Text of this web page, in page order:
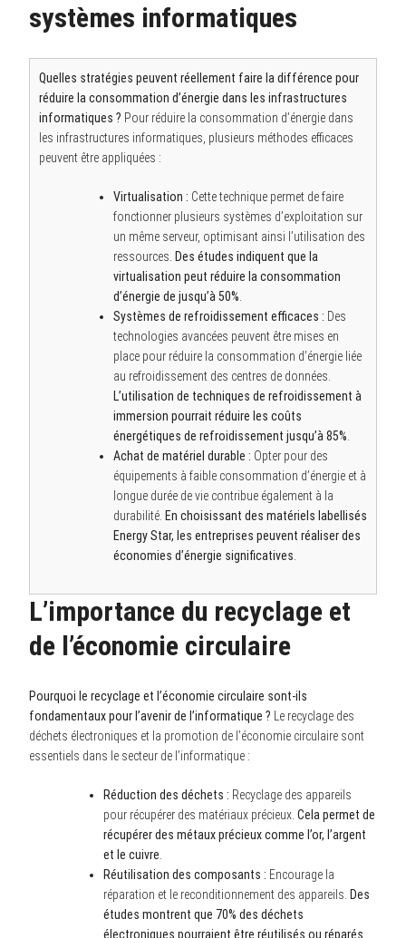
systèmes informatiques
Quelles stratégies peuvent réellement faire la différence pour
réduire la consommation d’énergie dans les infrastructures
informatiques ? Pour réduire la consommation d’énergie dans
les infrastructures informatiques, plusieurs méthodes efficaces
peuvent être appliquées :
Virtualisation : Cette technique permet de faire
fonctionner plusieurs systèmes d’exploitation sur
un même serveur, optimisant ainsi l’utilisation des
ressources. Des études indiquent que la
virtualisation peut réduire la consommation
d’énergie de jusqu’à 50%.
Systèmes de refroidissement efficaces : Des
technologies avancées peuvent être mises en
place pour réduire la consommation d’énergie liée
au refroidissement des centres de données.
L’utilisation de techniques de refroidissement à
immersion pourrait réduire les coûts
énergétiques de refroidissement jusqu’à 85%.
Achat de matériel durable : Opter pour des
équipements à faible consommation d’énergie et à
longue durée de vie contribue également à la
durabilité. En choisissant des matériels labellisés
Energy Star, les entreprises peuvent réaliser des
économies d’énergie significatives.
L’importance du recyclage et
de l’économie circulaire
Pourquoi le recyclage et l’économie circulaire sont-ils
fondamentaux pour l’avenir de l’informatique ? Le recyclage des
déchets électroniques et la promotion de l’économie circulaire sont
essentiels dans le secteur de l’informatique :
Réduction des déchets : Recyclage des appareils
pour récupérer des matériaux précieux. Cela permet de
récupérer des métaux précieux comme l’or, l’argent
et le cuivre.
Réutilisation des composants : Encourage la
réparation et le reconditionnement des appareils. Des
études montrent que 70% des déchets
électroniques pourraient être réutilisés ou réparés.